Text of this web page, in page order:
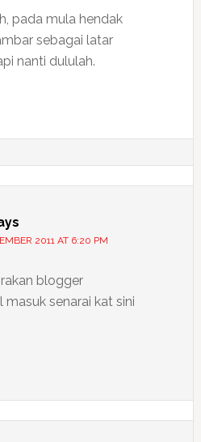
pada mula hendak
sebagai latar
nanti dululah.
2011 AT 6:20 PM
blogger
masuk senarai kat sini